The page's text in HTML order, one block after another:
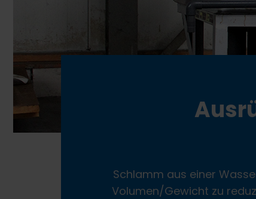
Schlamm aus einer
Volumen/Gewicht zu